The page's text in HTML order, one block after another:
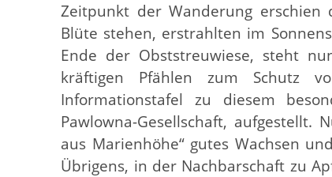
Zeitpunkt der Wanderung
Blüte stehen, erstrahlten im
Ende der Obststreuwiese, steht
kräftigen Pfählen zum Schutz
Informationstafel zu diesem
Pawlowna-Gesellschaft, aufgestellt.
aus Marienhöhe“ gutes Wachsen
Übrigens, in der Nachbarschaft zu